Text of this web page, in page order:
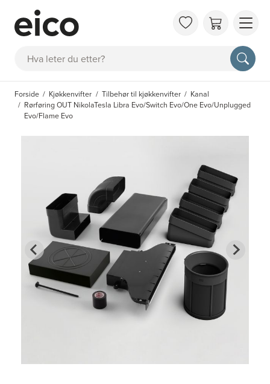
Søk
OM
FAQ
Forside Kjøkkenvifter Tilbehør til kjøkkenvifter
Kanal
Rørføring OUT NikolaTesla Libra Evo/Switch Evo/One Evo/Unplugged
Evo/Flame Evo